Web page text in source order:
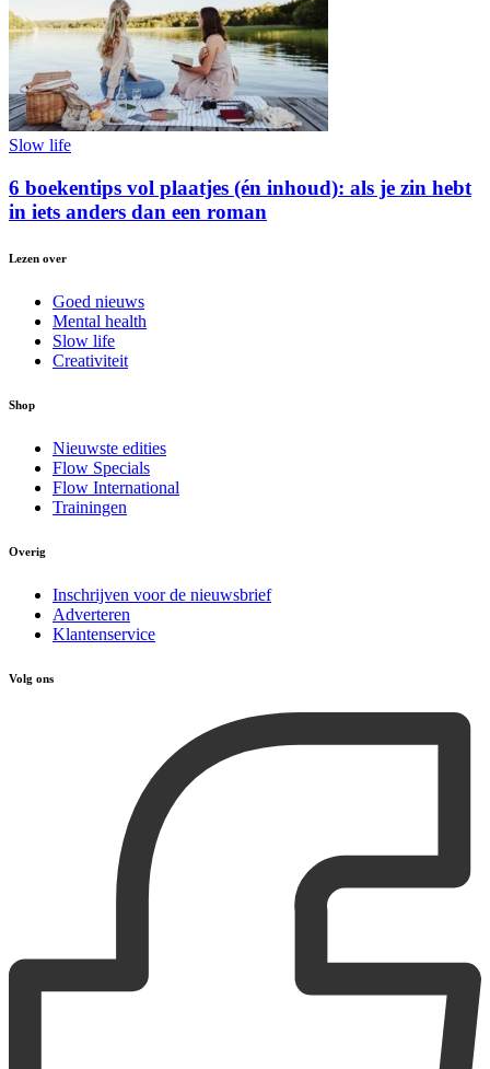
Slow life
6 boekentips vol plaatjes (én inhoud): als je zin hebt
in iets anders dan een roman
Lezen over
Goed nieuws
Mental health
Slow life
Creativiteit
Shop
Nieuwste edities
Flow Specials
Flow International
Trainingen
Overig
Inschrijven voor de nieuwsbrief
Adverteren
Klantenservice
Volg ons